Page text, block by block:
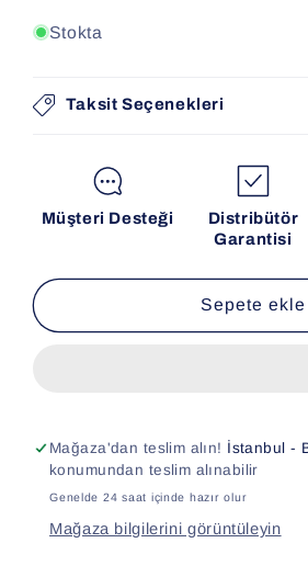
Stokta
Taksit Seçenekleri
Müşteri Desteği
Distribütör
Garantisi
Sepete ekle
Mağaza'dan teslim alın! İstanbul -
konumundan teslim alınabilir
Genelde 24 saat içinde hazır olur
Mağaza bilgilerini görüntüleyin